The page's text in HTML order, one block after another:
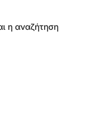
η αναζήτηση